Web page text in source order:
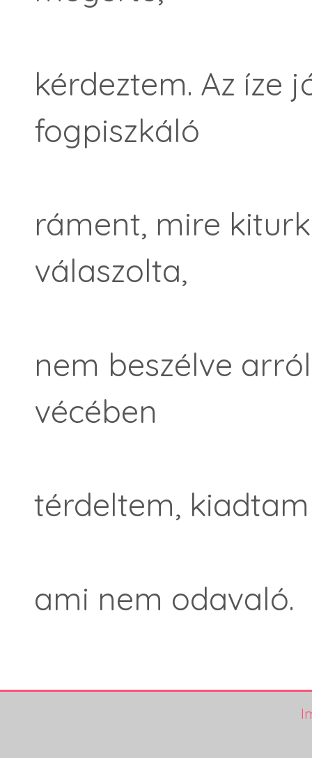
kérdeztem. Az íze
fogpiszkáló
ráment, mire
válaszolta,
nem beszélve
vécében
térdeltem,
ami nem odavaló.